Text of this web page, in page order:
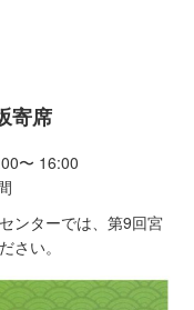
寄席
〜 16:00
ンターでは、第9回宮
さい。